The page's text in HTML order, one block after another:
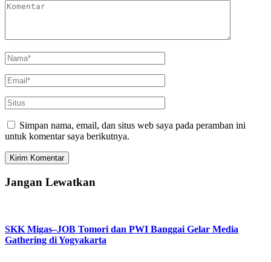
Simpan nama, email, dan situs web saya pada peramban ini
untuk komentar saya berikutnya.
Jangan Lewatkan
SKK Migas–JOB Tomori dan PWI Banggai Gelar Media
Gathering di Yogyakarta